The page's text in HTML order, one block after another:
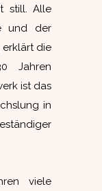
still. Alle
und der
erklärt die
Jahren
ist das
in
viele